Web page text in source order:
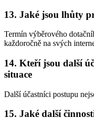
13. Jaké jsou lhůty
Termín výběrového
každoročně na svých
14. Kteří jsou další
situace
Další účastníci postupu
15. Jaké další